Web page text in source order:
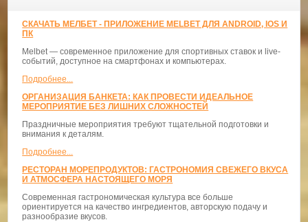
СКАЧАТЬ МЕЛБЕТ - ПРИЛОЖЕНИЕ MELBET ДЛЯ ANDROID, IOS И
ПК
Melbet — современное приложение для спортивных ставок и live-
событий, доступное на смартфонах и компьютерах.
Подробнее...
ОРГАНИЗАЦИЯ БАНКЕТА: КАК ПРОВЕСТИ ИДЕАЛЬНОЕ
МЕРОПРИЯТИЕ БЕЗ ЛИШНИХ СЛОЖНОСТЕЙ
Праздничные мероприятия требуют тщательной подготовки и
внимания к деталям.
Подробнее...
РЕСТОРАН МОРЕПРОДУКТОВ: ГАСТРОНОМИЯ СВЕЖЕГО ВКУСА
И АТМОСФЕРА НАСТОЯЩЕГО МОРЯ
Современная гастрономическая культура все больше
ориентируется на качество ингредиентов, авторскую подачу и
разнообразие вкусов.